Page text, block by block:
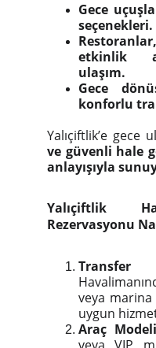
Gece
seçenekleri.
etkinlik
ulaşım.
Gece
konforlu
Yalıçiftlik’e gece
ve güvenli hale
anlayışıyla
Yalıçiftlik
Rezervasyonu
Transfer
veya marina
uygun
Araç